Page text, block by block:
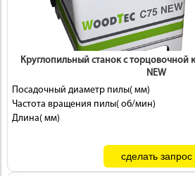
ИНСТРУМЕНТ
Круглопильный станок с торцовочной
NEW
Посадочный диаметр пилы( мм)
Частота вращения пилы( об/мин)
Длина( мм)